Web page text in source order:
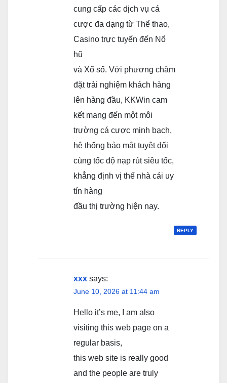
cung cấp các dịch vụ cá
cược đa dạng từ Thể thao,
Casino trực tuyến đến Nổ
hũ
và Xổ số. Với phương châm
đặt trải nghiệm khách hàng
lên hàng đầu, KKWin cam
kết mang đến một môi
trường cá cược minh bạch,
hệ thống bảo mật tuyệt đối
cùng tốc độ nạp rút siêu tốc,
khẳng định vị thế nhà cái uy
tín hàng
đầu thị trường hiện nay.
REPLY
xxx says:
June 10, 2026 at 11:44 am
Hello it’s me, I am also
visiting this web page on a
regular basis,
this web site is really good
and the people are truly